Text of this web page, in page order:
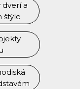
dverí a
štýle